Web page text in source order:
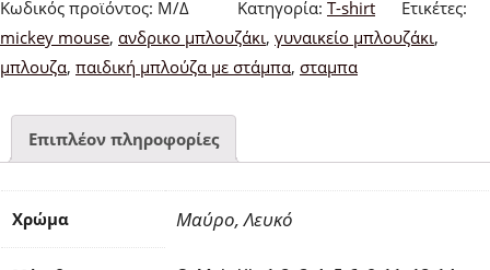
Mickey
Mouse
ποσότητα
Κωδικός προϊόντος: Μ/Δ Κατηγορία: T-shirt
Ετικέτες:
mickey mouse, ανδρικο μπλουζάκι, γυναικείο μπλουζάκι,
μπλουζα, παιδική μπλούζα με στάμπα, σταμπα
Επιπλέον πληροφορίες
Χρώμα Μαύρο, Λευκό